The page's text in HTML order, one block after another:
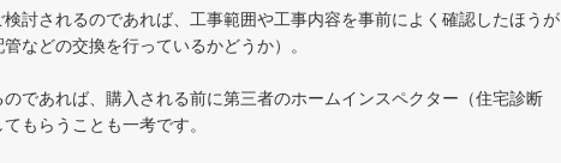
討されるのであれば、工事範囲や工事内容を事前によく確認したほうが
などの交換を行っているかどうか）。
であれば、購入される前に第三者のホームインスペクター（住宅診断
もらうことも一考です。